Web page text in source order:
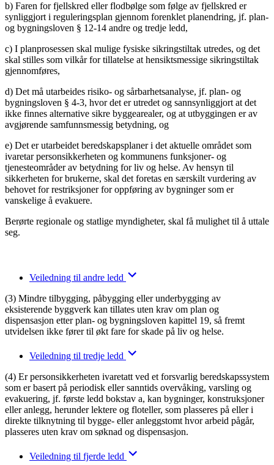
b) Faren for fjellskred eller flodbølge som følge av fjellskred er
synliggjort i reguleringsplan gjennom forenklet planendring, jf. plan-
og bygningsloven § 12-14 andre og tredje ledd,
c) I planprosessen skal mulige fysiske sikringstiltak utredes, og det
skal stilles som vilkår for tillatelse at hensiktsmessige sikringstiltak
gjennomføres,
d) Det må utarbeides risiko- og sårbarhetsanalyse, jf. plan- og
bygningsloven § 4-3, hvor det er utredet og sannsynliggjort at det
ikke finnes alternative sikre byggearealer, og at utbyggingen er av
avgjørende samfunnsmessig betydning, og
e) Det er utarbeidet beredskapsplaner i det aktuelle området som
ivaretar personsikkerheten og kommunens funksjoner- og
tjenesteområder av betydning for liv og helse. Av hensyn til
sikkerheten for brukerne, skal det foretas en særskilt vurdering av
behovet for restriksjoner for oppføring av bygninger som er
vanskelige å evakuere.
Berørte regionale og statlige myndigheter, skal få mulighet til å uttale
seg.
Veiledning til andre ledd
(3) Mindre tilbygging, påbygging eller underbygging av
eksisterende byggverk kan tillates uten krav om plan og
dispensasjon etter plan- og bygningsloven kapittel 19, så fremt
utvidelsen ikke fører til økt fare for skade på liv og helse.
Veiledning til tredje ledd
(4) Er personsikkerheten ivaretatt ved et forsvarlig beredskapssystem
som er basert på periodisk eller sanntids overvåking, varsling og
evakuering, jf. første ledd bokstav a, kan bygninger, konstruksjoner
eller anlegg, herunder lektere og floteller, som plasseres på eller i
direkte tilknytning til bygge- eller anleggstomt hvor arbeid pågår,
plasseres uten krav om søknad og dispensasjon.
Veiledning til fjerde ledd